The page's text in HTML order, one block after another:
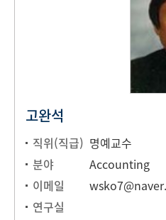
고완석
직위(직급) 명예교수
분야
Accounting
이메일
연구실